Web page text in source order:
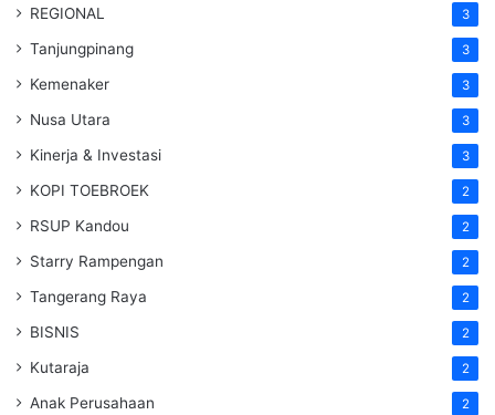
REGIONAL 3
Tanjungpinang 3
Kemenaker 3
Nusa Utara 3
Kinerja & Investasi 3
KOPI TOEBROEK 2
RSUP Kandou 2
Starry Rampengan 2
Tangerang Raya 2
BISNIS 2
Kutaraja 2
Anak Perusahaan 2